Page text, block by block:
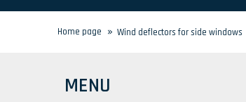
Home page » Wind deflectors for side windows
MENU